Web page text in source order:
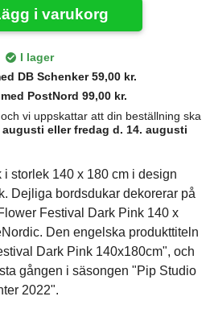
i varukorg
I lager
DB Schenker 59,00 kr.
PostNord 99,00 kr.
vi uppskattar att din beställning ska
eller fredag d. 14. augusti
i storlek 140 x 180 cm i design
Dejliga bordsdukar dekorerar på
Festival Dark Pink 140 x
Den engelska produkttiteln
Dark Pink 140x180cm", och
gången i säsongen "Pip Studio
2022".